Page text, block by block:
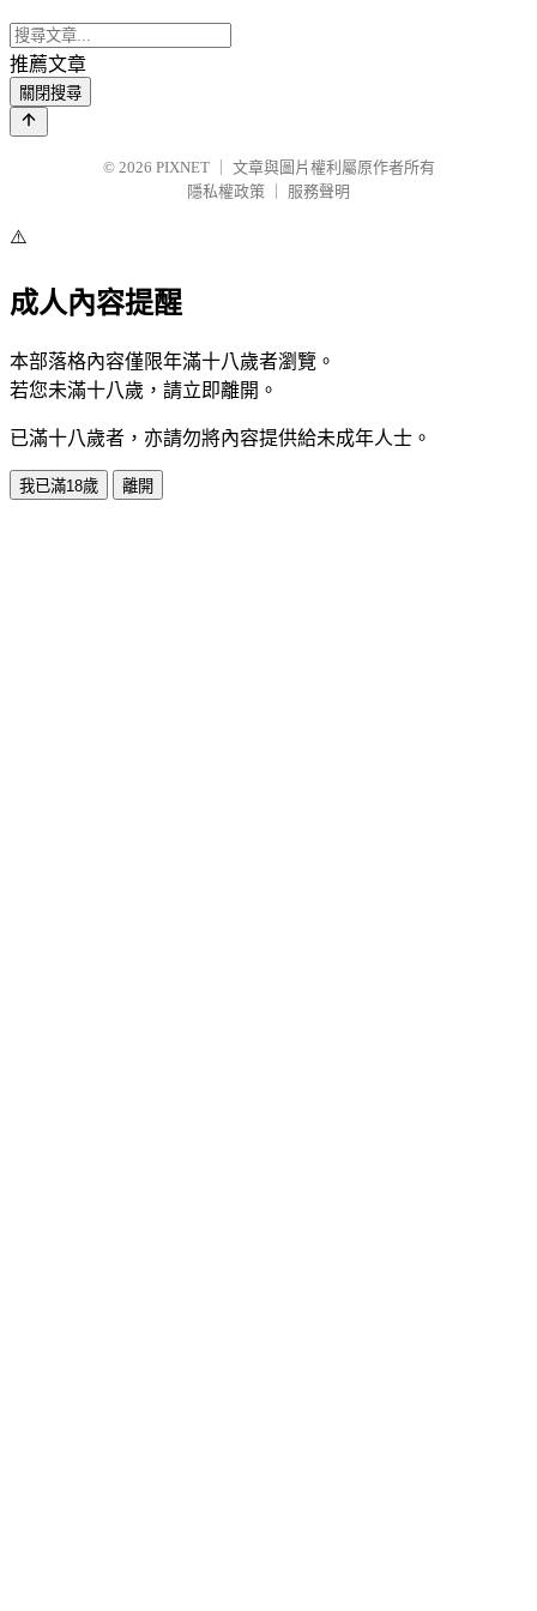
推薦文章
關閉搜尋
© 2026 PIXNET
文章與圖片權利屬原作者所有
隱私權政策
服務聲明
⚠️
成人內容提醒
本部落格內容僅限年滿十八歲者瀏覽。
若您未滿十八歲，請立即離開。
已滿十八歲者，亦請勿將內容提供給未成年人士。
我已滿18歲 離開